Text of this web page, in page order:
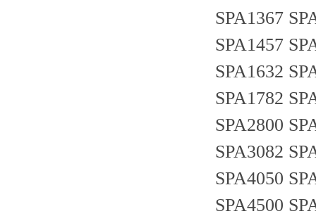
SPA1367
SPA1457
SPA1632
SPA1782
SPA2800
SPA3082
SPA4050
SPA4500